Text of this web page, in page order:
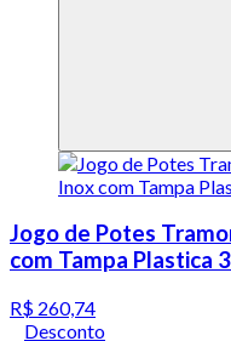
Jogo de Potes
com Tampa Plastica
R$ 260,74
Desconto